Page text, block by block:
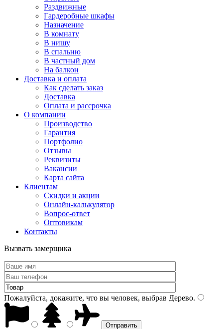
Раздвижные
Гардеробные шкафы
Назначение
В комнату
В нишу
В спальню
В частный дом
На балкон
Доставка и оплата
Как сделать заказ
Доставка
Оплата и рассрочка
О компании
Производство
Гарантия
Портфолио
Отзывы
Реквизиты
Вакансии
Карта сайта
Клиентам
Скидки и акции
Онлайн-калькулятор
Вопрос-ответ
Оптовикам
Контакты
Вызвать замерщика
Пожалуйста, докажите, что вы человек, выбрав Дерево.